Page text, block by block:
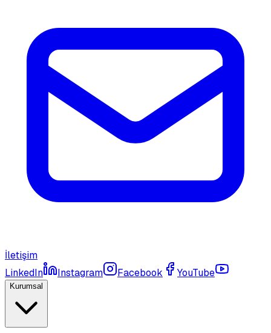
İletişim
LinkedIn
Instagram Facebook YouTube
Kurumsal